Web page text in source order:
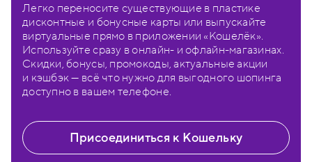
Легко переносите существующие в пластике
дисконтные и бонусные карты или выпускайте
виртуальные прямо в приложении «Кошелёк».
Используйте сразу в онлайн- и офлайн-магазинах.
Скидки, бонусы, промокоды, актуальные акции
и кэшбэк — всё что нужно для выгодного шопинга
доступно в вашем телефоне.
Присоединиться к Кошельку